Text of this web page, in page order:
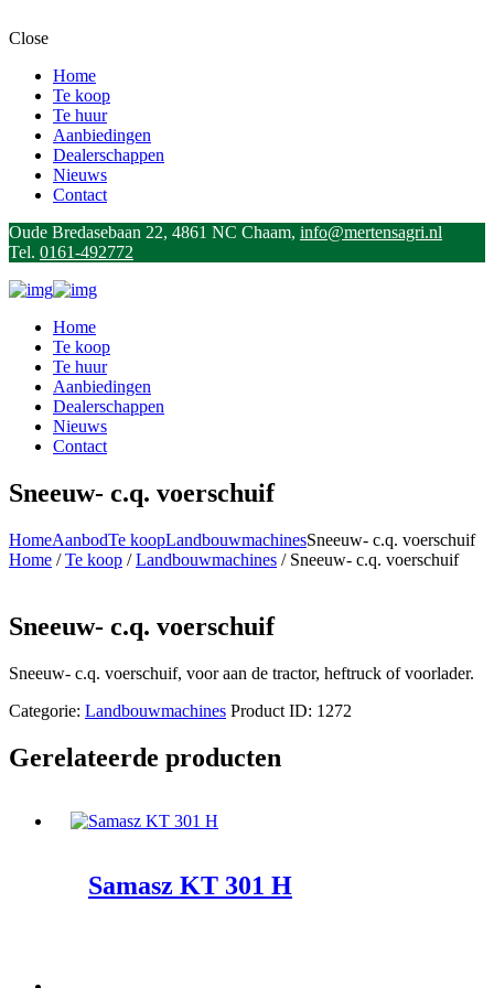
Close
Home
Te koop
Te huur
Aanbiedingen
Dealerschappen
Nieuws
Contact
Oude Bredasebaan 22, 4861 NC Chaam, info@mertensagri.nl
Tel. 0161-492772
Home
Te koop
Te huur
Aanbiedingen
Dealerschappen
Nieuws
Contact
Sneeuw- c.q. voerschuif
HomeAanbodTe koopLandbouwmachinesSneeuw- c.q. voerschuif
Home /Te koop /Landbouwmachines / Sneeuw- c.q. voerschuif
Sneeuw- c.q. voerschuif
Sneeuw- c.q. voerschuif, voor aan de tractor, heftruck of voorlader.
Categorie: Landbouwmachines Product ID: 1272
Gerelateerde producten
Samasz KT 301 H